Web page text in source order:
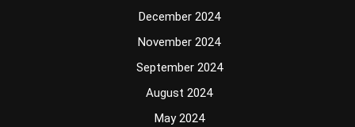
December 2024
November 2024
September 2024
August 2024
May 2024